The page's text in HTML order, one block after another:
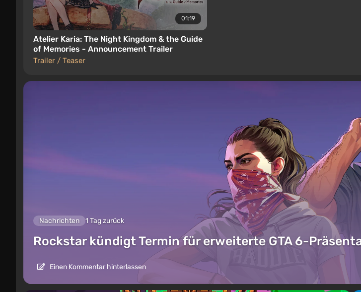
01:19
Atelier Karia: The Night Kingdom & the Guide
of Memories - Announcement Trailer
Trailer / Teaser
Nachrichten 1 Tag zurück
Rockstar kündigt Termin für erweiterte GTA 6-
Einen Kommentar hinterlassen